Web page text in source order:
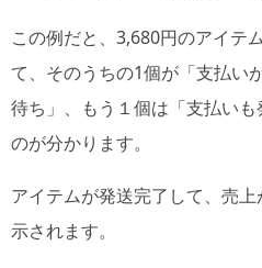
この例だと、3,680円のアイテ
て、そのうちの1個が「支払い
待ち」、もう１個は「支払い
のが分かります。
アイテムが発送完了して、売上
示されます。